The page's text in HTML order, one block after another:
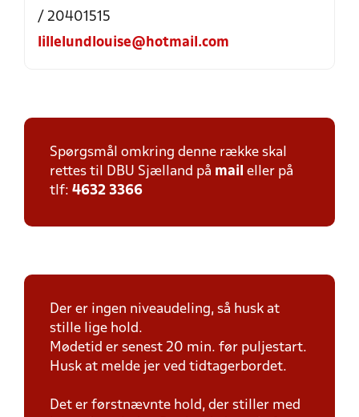
/ 20401515
lillelundlouise@hotmail.com
Spørgsmål omkring denne række skal
rettes til DBU Sjælland på mail eller på
tlf: 4632 3366
Der er ingen niveaudeling, så husk at
stille lige hold.
Mødetid er senest 20 min. før puljestart.
Husk at melde jer ved tidtagerbordet.
Det er førstnævnte hold, der stiller med